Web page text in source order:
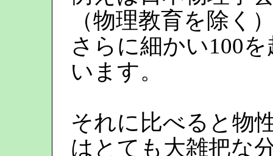
（物理教育を除く
さらに細かい100
います。
それに比べると物
はとても大雑把な